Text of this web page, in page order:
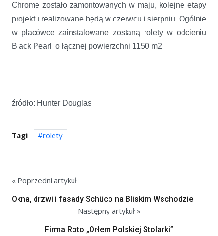
Chrome zostało zamontowanych w maju, kolejne etapy
projektu realizowane będą w czerwcu i sierpniu. Ogólnie
w placówce zainstalowane zostaną rolety w odcieniu
Black Pearl o łącznej powierzchni 1150 m2.
źródło: Hunter Douglas
Tagi rolety
« Poprzedni artykuł
Okna, drzwi i fasady Schüco na Bliskim Wschodzie
Następny artykuł »
Firma Roto „Orłem Polskiej Stolarki”